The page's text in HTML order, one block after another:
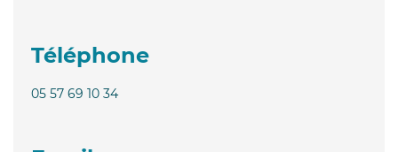
Téléphone
05 57 69 10 34